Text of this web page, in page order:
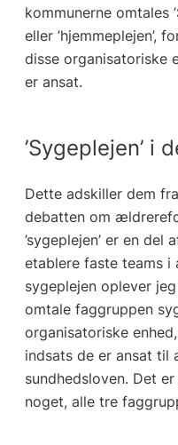
kommunerne omtales
eller ’hjemmeplejen’,
disse organisatoriske
er ansat.
’Sygeplejen’ i
Dette adskiller dem fra
debatten om
’sygeplejen’ er en
etablere faste teams
sygeplejen oplever
omtale faggruppen
organisatoriske
indsats de er ansat til
sundhedsloven. Det
noget, alle tre